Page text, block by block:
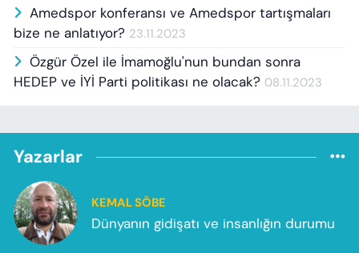
Amedspor konferansı ve Amedspor tartışmaları
bize ne anlatıyor? 23.11.2023
Özgür Özel ile İmamoğlu'nun bundan sonra
HEDEP ve İYİ Parti politikası ne olacak? 08.11.2023
Yazarlar
KEMAL SÖBE
Dünyanın gidişatı ve insanlığın durumu